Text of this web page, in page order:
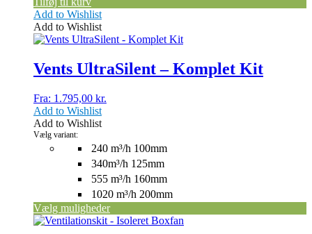
Add to Wishlist
Add to Wishlist
Vents UltraSilent – Komplet Kit
Fra: 1.795,00 kr.
240 m³/h 100mm
340m³/h 125mm
555 m³/h 160mm
1020 m³/h 200mm
Vælg variant:
Vælg muligheder
Dette
har
flere
Mulighederne
kan
vælges
på
varesiden
Add to Wishlist
Add to Wishlist
Dette